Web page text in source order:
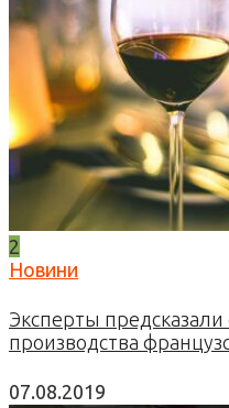
2
Новини
Эксперты
производства
07.08.2019